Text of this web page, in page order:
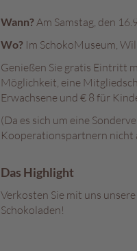
Wann? Am Samstag, den
Wo?Im SchokoMuseum,
Genießen Sie gratis Eintritt
Möglichkeit, eine
Erwachsene und € 8 für
(Da es sich um eine
Kooperationspartnern nicht
Das Highlight
Verkosten Sie mit uns
Schokoladen!